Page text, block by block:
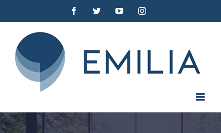
FacebookTwitterYouTubeInstagram